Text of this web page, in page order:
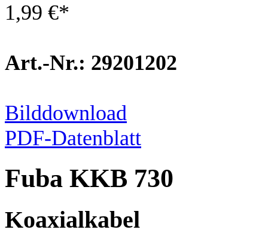
1,99 €*
Art.-Nr.: 29201202
Bilddownload
PDF-Datenblatt
Fuba KKB 730
Koaxialkabel